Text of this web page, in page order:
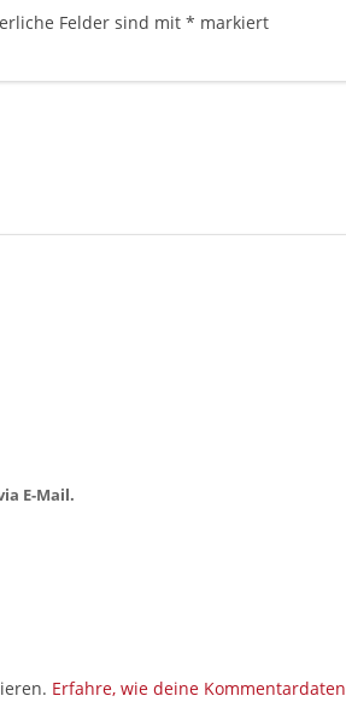
Felder sind mit * markiert
E-Mail.
Erfahre, wie deine Kommentardaten